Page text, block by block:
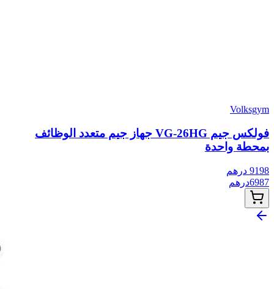
Volksgym
فولكس جيم VG-26HG جهاز جيم متعدد الوظائف
بمحطة واحدة
9198 درهم
6987درهم